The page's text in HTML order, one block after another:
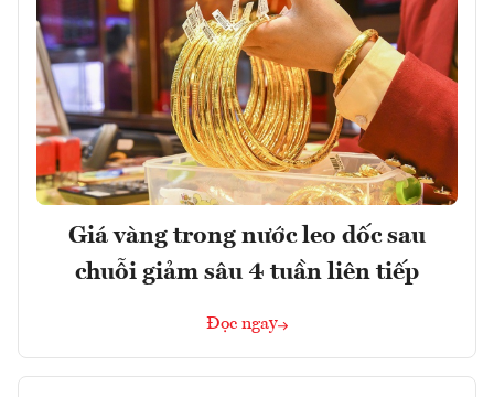
Giá vàng trong nước leo dốc sau
chuỗi giảm sâu 4 tuần liên tiếp
Đọc ngay